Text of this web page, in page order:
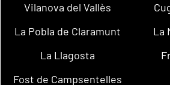
Vilanova del Vallès
La Pobla de Claramunt
La
La Llagosta
Fost de Campsentelles